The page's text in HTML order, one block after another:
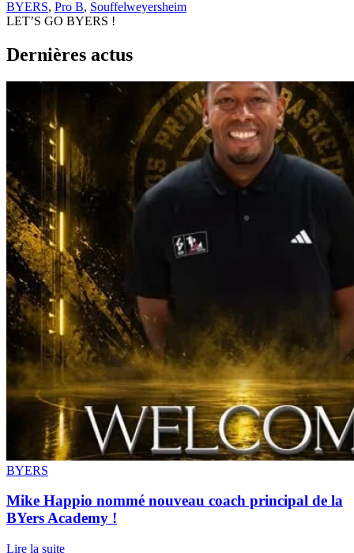
BYERS, Pro B, Souffelweyersheim
LET’S GO BYERS !
Dernières actus
BYERS
Mike Happio nommé nouveau coach principal de la
BYers Academy !
Lire la suite